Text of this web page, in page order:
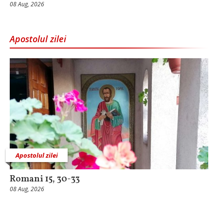
08 Aug, 2026
Apostolul zilei
Apostolul zilei
Romani 15, 30-33
08 Aug, 2026